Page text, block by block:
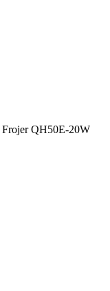
Frojer QH50E-20W